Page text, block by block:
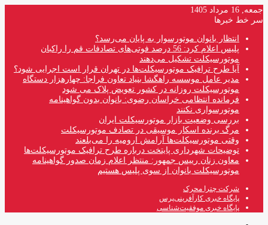
جمعه, 16 مرداد 1405
سر خط خبرها
انتظار بانوان موتورسوار به پایان می‌رسد؟
پلیس اعلام کرد: 56 درصد فوتی‌های تصادفات قم را راکبان
موتورسیکلت تشکیل می‌دهند
آیا طرح ترافیک موتورسیکلت‌ها در تهران قرار است اجرایی شود؟
مدیر عامل موسسه راهگشا بنیاد تعاون فراجا: چهارهزار دستگاه
موتورسیکلت روزانه در کشور تعویض پلاک می شود
فرمانده انتظامی خراسان رضوی: بانوان بدون گواهینامه
موتورسواری نکنند
بررسی وضعیت بازار موتورسیکلت ایران
مرگ برنده اسکار موسیقی در تصادف موتورسیکلت
وقتی موتورسیکلت‌ها آرامش ارومیه را می‌بلعند
توضیحات شهرداری پایتخت درباره طرح ترافیک موتورسیکلت‌ها
معاون زنان رییس جمهور: منتظر اعلام زمان صدور گواهینامه
موتورسیکلت بانوان از سوی پلیس هستیم
شرکت چترا محرک
پایگاه خبری کارآفرینی‌پرس
پایگاه خبری موفقیت‌شناسی